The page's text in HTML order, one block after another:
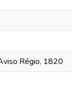
Régio, 1820